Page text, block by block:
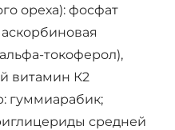
ореха): фосфат
токоферол),
витамин К2
гуммиарабик;
средней